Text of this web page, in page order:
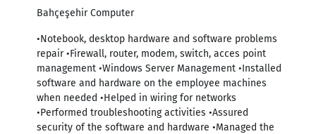
Bahçeşehir Computer
•Notebook, desktop hardware and software problems
repair •Firewall, router, modem, switch, acces point
management •Windows Server Management •Installed
software and hardware on the employee machines
when needed •Helped in wiring for networks
•Performed troubleshooting activities •Assured
security of the software and hardware •Managed the